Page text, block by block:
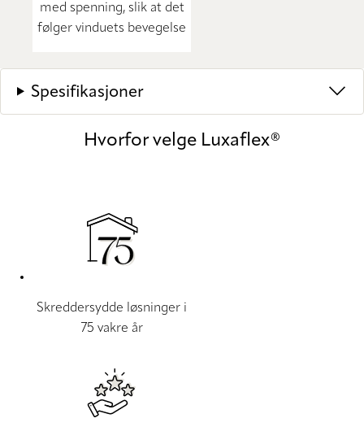
med spenning, slik at det
følger vinduets bevegelse
Spesifikasjoner
Hvorfor velge Luxaflex®
Skreddersydde løsninger i
75 vakre år